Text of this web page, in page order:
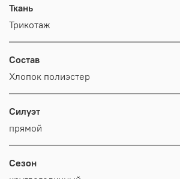
Ткань
Трикотаж
Состав
Хлопок полиэстер
Силуэт
прямой
Сезон